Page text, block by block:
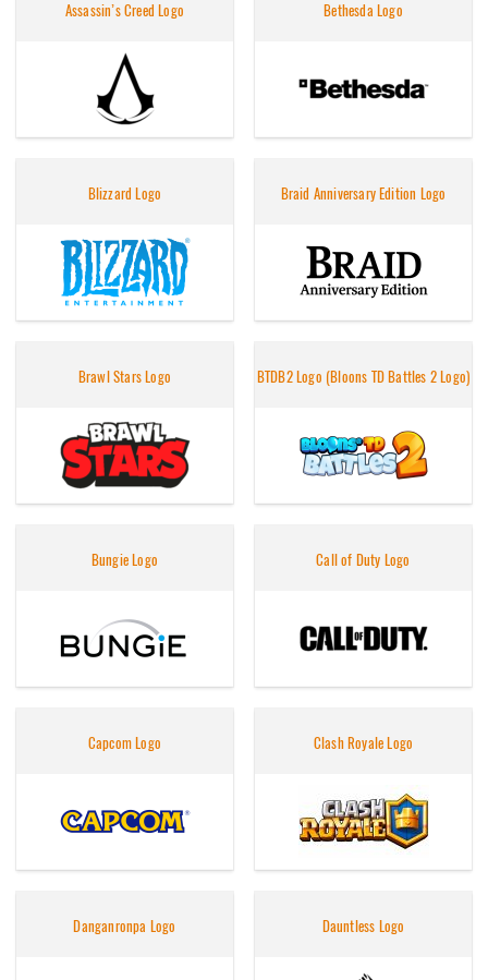
Assassin’s Creed Logo Bethesda Logo
Blizzard Logo Braid Anniversary Edition Logo
Brawl Stars Logo BTDB2 Logo (Bloons TD Battles 2 Logo)
Bungie Logo Call of Duty Logo
Capcom Logo Clash Royale Logo
Danganronpa Logo Dauntless Logo